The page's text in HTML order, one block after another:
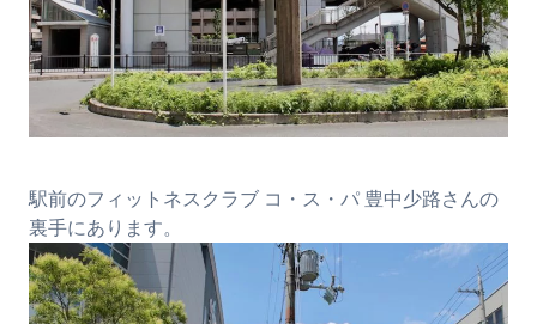
駅前のフィットネスクラブ コ・ス・パ 豊中少路さんの
裏手にあります。